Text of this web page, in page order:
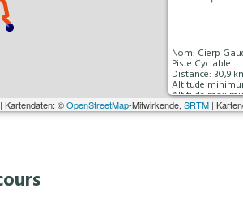
| Kartendaten: ©OpenStreetMap-Mitwirkende, SRTM |
Nom: Cierp
Piste Cyclable
Distance: 30,9
Altitude
Altitude
Montée
Descente